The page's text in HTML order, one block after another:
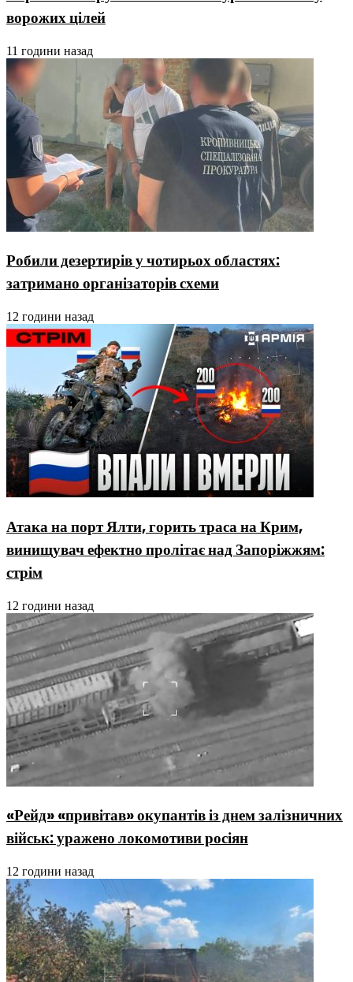
ворожих цілей
11 години назад
Робили дезертирів у чотирьох областях:
затримано організаторів схеми
12 години назад
Атака на порт Ялти, горить траса на Крим,
винищувач ефектно пролітає над Запоріжжям:
стрім
12 години назад
«Рейд» «привітав» окупантів із днем залізничних
військ: уражено локомотиви росіян
12 години назад